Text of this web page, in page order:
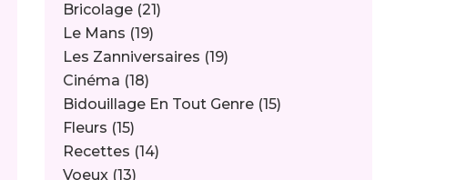
Bricolage (21)
Le Mans (19)
Les Zanniversaires (19)
Cinéma (18)
Bidouillage En Tout Genre (15)
Fleurs (15)
Recettes (14)
Voeux (13)